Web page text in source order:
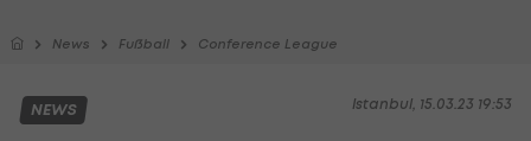
News Fußball Conference League
Istanbul, 15.03.23 19:53
NEWS